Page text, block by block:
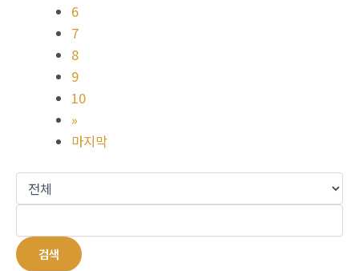
6
7
8
9
10
»
마지막
검색